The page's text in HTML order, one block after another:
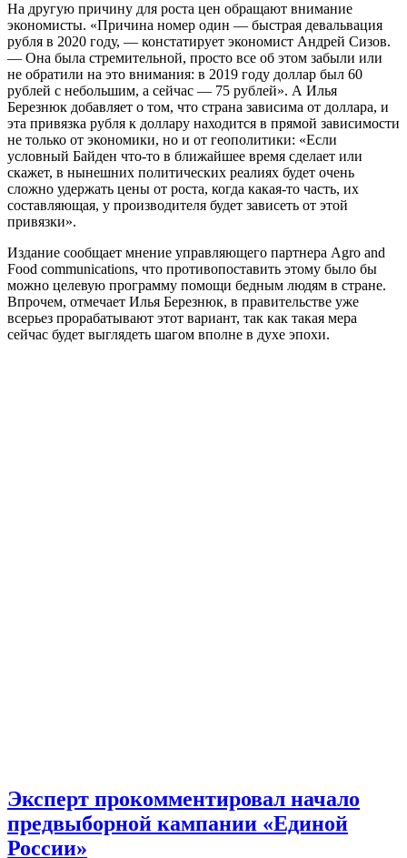
На другую причину для роста цен обращают внимание
экономисты. «Причина номер один — быстрая девальвация
рубля в 2020 году, — констатирует экономист Андрей Сизов.
— Она была стремительной, просто все об этом забыли или
не обратили на это внимания: в 2019 году доллар был 60
рублей с небольшим, а сейчас — 75 рублей». А Илья
Березнюк добавляет о том, что страна зависима от доллара, и
эта привязка рубля к доллару находится в прямой зависимости
не только от экономики, но и от геополитики: «Если
условный Байден что-то в ближайшее время сделает или
скажет, в нынешних политических реалиях будет очень
сложно удержать цены от роста, когда какая-то часть, их
составляющая, у производителя будет зависеть от этой
привязки».
Издание сообщает мнение управляющего партнера Agro and
Food communications, что противопоставить этому было бы
можно целевую программу помощи бедным людям в стране.
Впрочем, отмечает Илья Березнюк, в правительстве уже
всерьез прорабатывают этот вариант, так как такая мера
сейчас будет выглядеть шагом вполне в духе эпохи.
Эксперт прокомментировал начало
предвыборной кампании «Единой
России»